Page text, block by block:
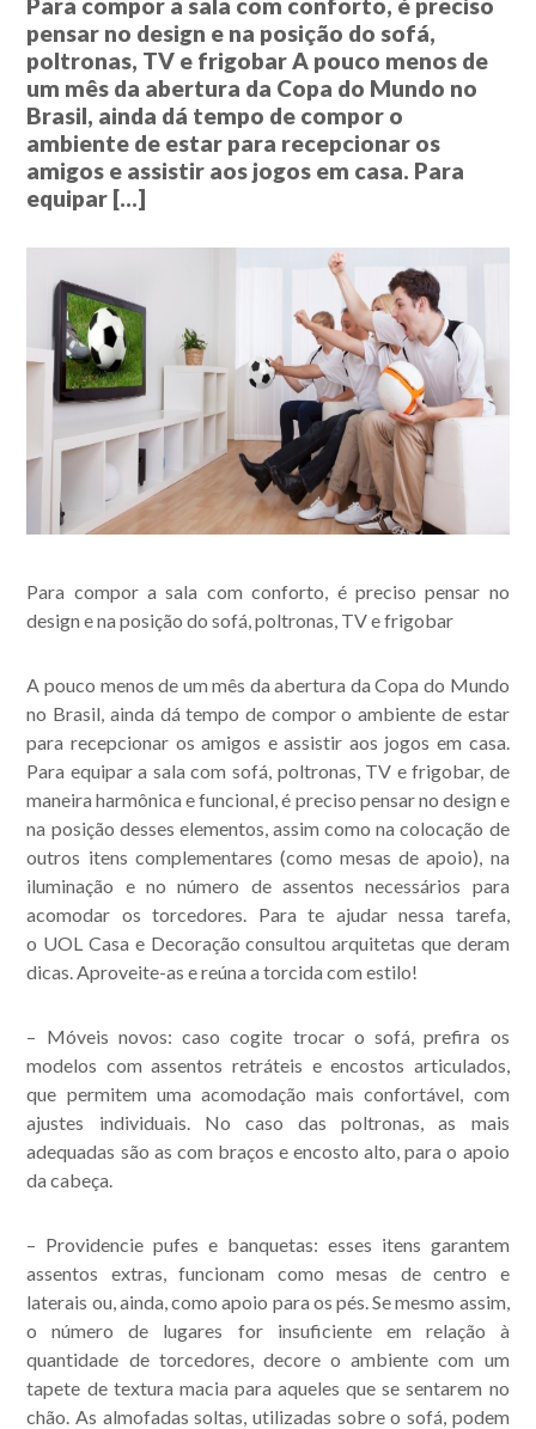
Acompanhe nossas
publicações.
pensar no design e na posição do sofá,
poltronas, TV e frigobar A pouco menos de
um mês da abertura da Copa do Mundo no
Brasil, ainda dá tempo de compor o
ambiente de estar para recepcionar os
amigos e assistir aos jogos em casa. Para
equipar […]
Para compor a sala com conforto, é preciso pensar no
design e na posição do sofá, poltronas, TV e frigobar
A pouco menos de um mês da abertura da Copa do Mundo
no Brasil, ainda dá tempo de compor o ambiente de estar
para recepcionar os amigos e assistir aos jogos em casa.
Para equipar a sala com sofá, poltronas, TV e frigobar, de
maneira harmônica e funcional, é preciso pensar no design e
na posição desses elementos, assim como na colocação de
outros itens complementares (como mesas de apoio), na
iluminação e no número de assentos necessários para
acomodar os torcedores. Para te ajudar nessa tarefa,
o UOL Casa e Decoraçãoconsultou arquitetas que deram
dicas. Aproveite-as e reúna a torcida com estilo!
– Móveis novos: caso cogite trocar o sofá, prefira os
modelos com assentos retráteis e encostos articulados,
que permitem uma acomodação mais confortável, com
ajustes individuais. No caso das poltronas, as mais
adequadas são as com braços e encosto alto, para o apoio
da cabeça.
– Providenciepufes e banquetas: esses itens garantem
assentos extras, funcionam como mesas de centro e
laterais ou, ainda, como apoio para os pés. Se mesmo assim,
o número de lugares for insuficiente em relação à
quantidade de torcedores, decore o ambiente com um
tapete de textura macia para aqueles que se sentarem no
chão. As almofadas soltas, utilizadas sobre o sofá, podem